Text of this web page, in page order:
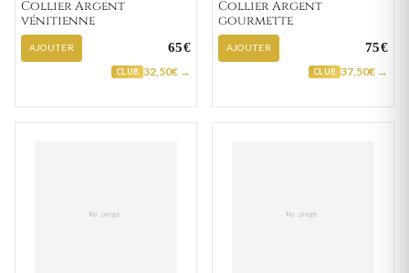
Collier Argent
vénitienne
AJOUTER 65€
CLUB 32,50€ →
Collier Argent
gourmette
AJOUTER 75€
CLUB 37,50€ →